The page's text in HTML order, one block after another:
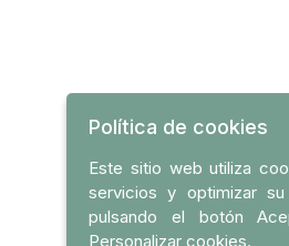
Política de cookies
Este sitio web utiliza
servicios y optimizar
pulsando el botón
Personalizar cookies.